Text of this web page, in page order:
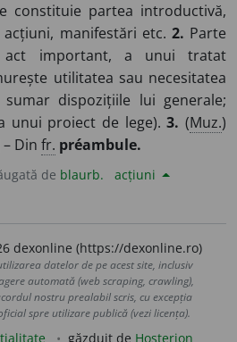
constituie partea introductivă,
manifestări etc. 2. Parte
important, a unui tratat
utilitatea sau necesitatea
dispozițiile lui generale;
unui proiect de lege).3. (Muz.)
– Din fr. préambule.
de blaurb. acțiuni
dexonline (https://dexonline.ro)
datelor de pe acest site, inclusiv
automată (web scraping, crawling),
nostru prealabil scris, cu excepția
spre utilizare publică (vezi licența).
găzduit de Hosterion